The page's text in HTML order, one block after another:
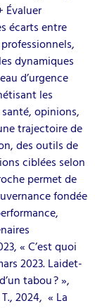
Évaluer
écarts entre
dynamiques
d’urgence
les
opinions,
trajectoire de
des outils de
ciblées selon
permet de
fondée
« C’est quoi
2023. Laidet-
tabou ? »,
2024, « La